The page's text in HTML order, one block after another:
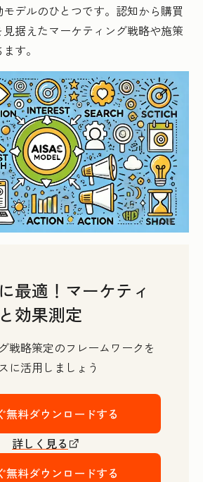
デルのひとつです。認知から購買
据えたマーケティング戦略や施策
す。
最適！マーケティ
効果測定
戦略策定のフレームワークを
に活用しましょう
無料ダウンロードする
詳しく見る
無料ダウンロードする